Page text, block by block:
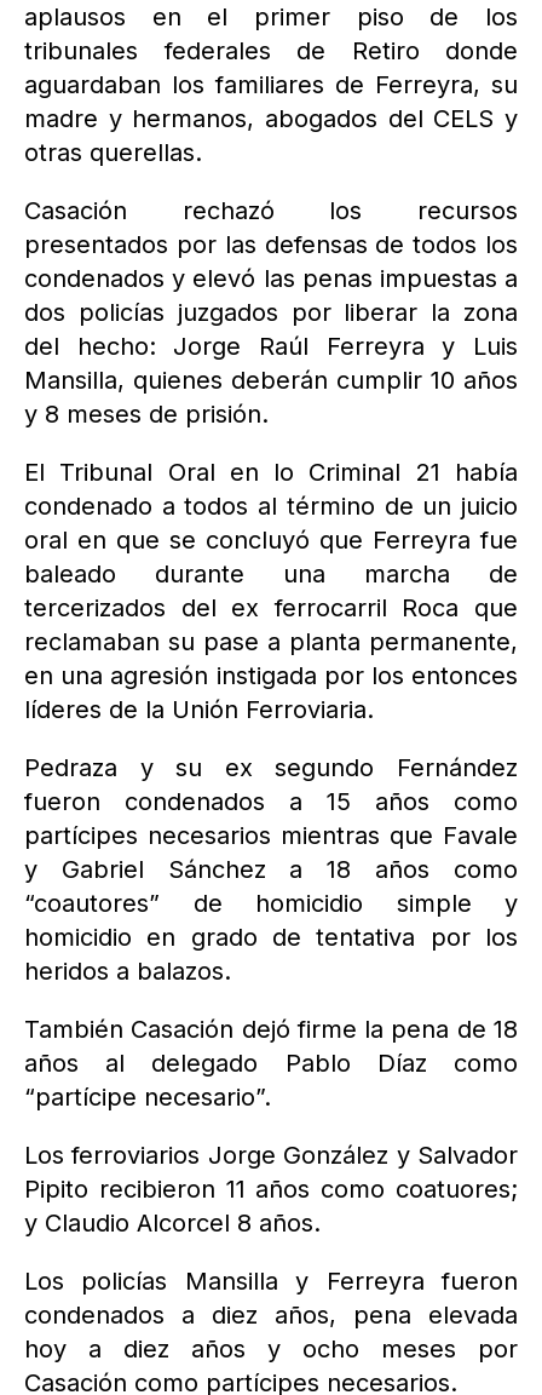
aplausos en el primer piso de los
tribunales federales de Retiro donde
aguardaban los familiares de Ferreyra, su
madre y hermanos, abogados del CELS y
otras querellas.
Casación rechazó los recursos
presentados por las defensas de todos los
condenados y elevó las penas impuestas a
dos policías juzgados por liberar la zona
del hecho: Jorge Raúl Ferreyra y Luis
Mansilla, quienes deberán cumplir 10 años
y 8 meses de prisión.
El Tribunal Oral en lo Criminal 21 había
condenado a todos al término de un juicio
oral en que se concluyó que Ferreyra fue
baleado durante una marcha de
tercerizados del ex ferrocarril Roca que
reclamaban su pase a planta permanente,
en una agresión instigada por los entonces
líderes de la Unión Ferroviaria.
Pedraza y su ex segundo Fernández
fueron condenados a 15 años como
partícipes necesarios mientras que Favale
y Gabriel Sánchez a 18 años como
“coautores” de homicidio simple y
homicidio en grado de tentativa por los
heridos a balazos.
También Casación dejó firme la pena de 18
años al delegado Pablo Díaz como
“partícipe necesario”.
Los ferroviarios Jorge González y Salvador
Pipito recibieron 11 años como coatuores;
y Claudio Alcorcel 8 años.
Los policías Mansilla y Ferreyra fueron
condenados a diez años, pena elevada
hoy a diez años y ocho meses por
Casación como partícipes necesarios.